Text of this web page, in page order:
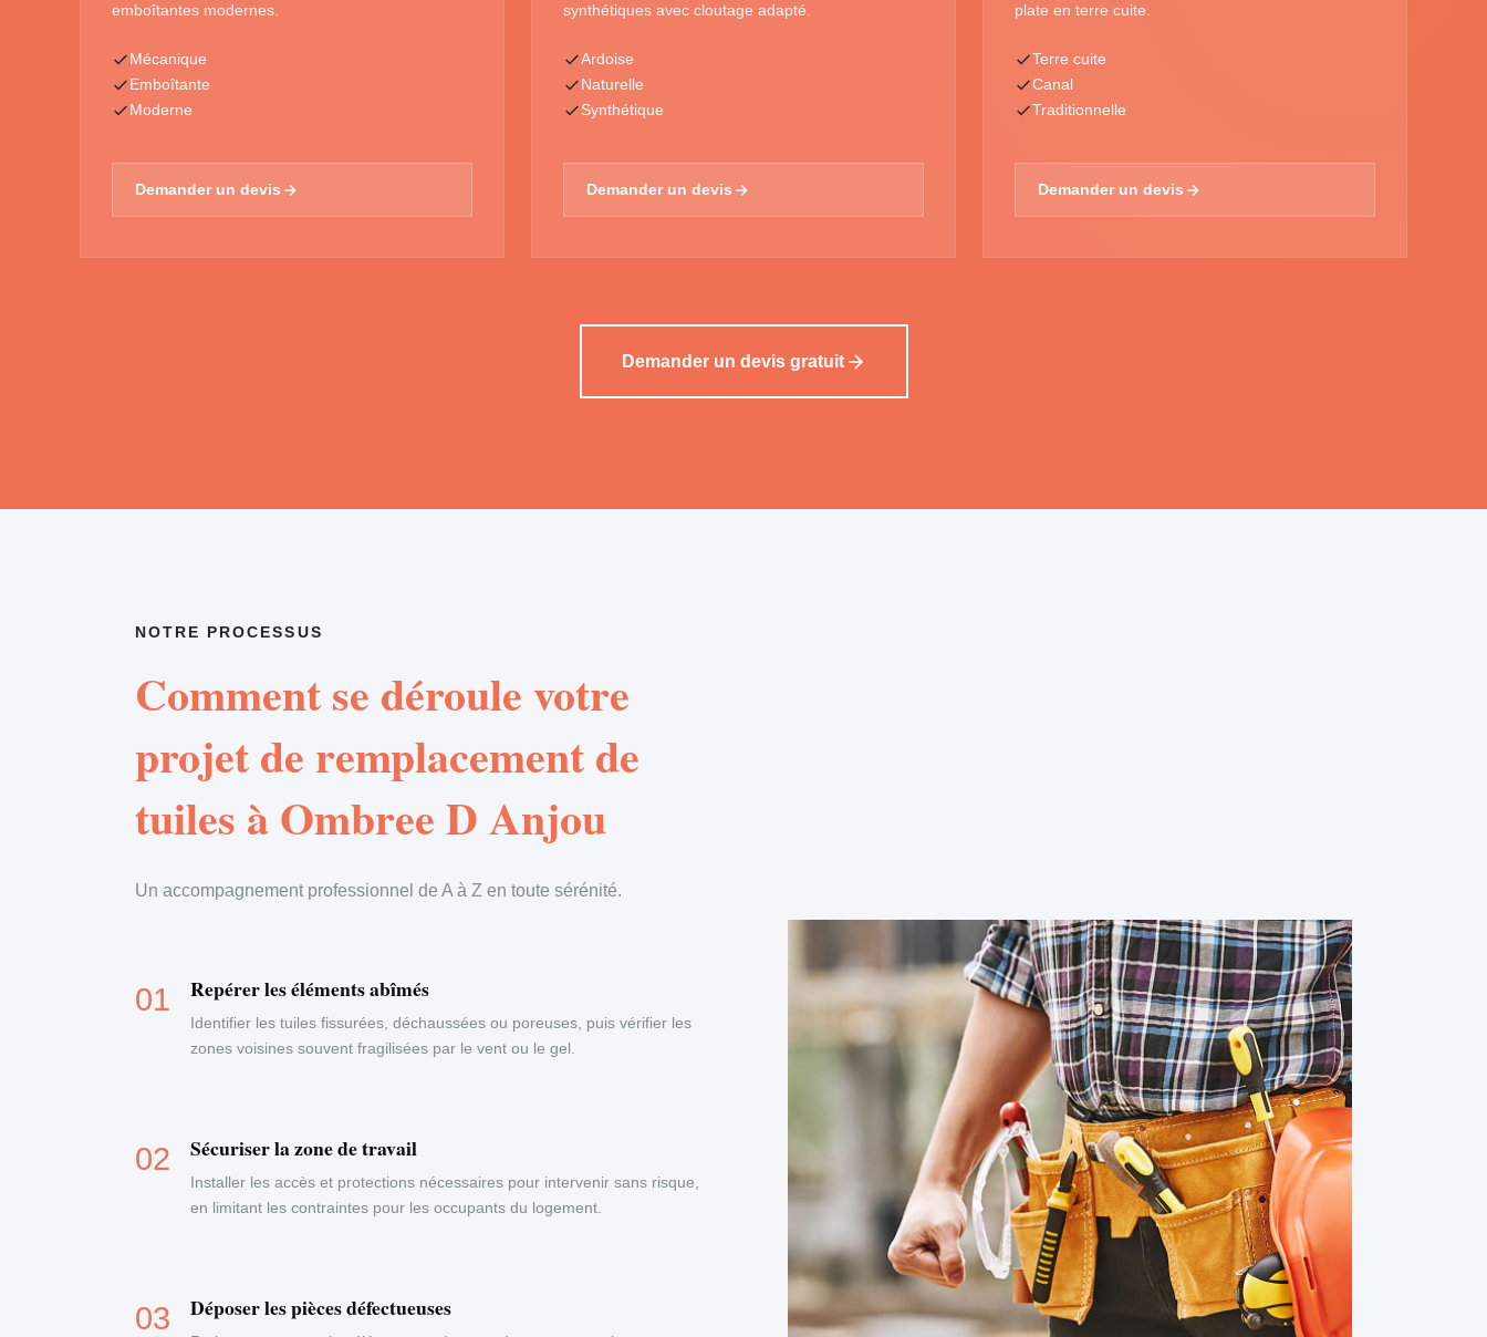
emboîtantes modernes.
Mécanique
Emboîtante
Moderne
Demander un devis
synthétiques avec cloutage adapté.
Ardoise
Naturelle
Synthétique
Demander un devis
plate en terre cuite.
Terre cuite
Canal
Traditionnelle
Demander un devis
Demander un devis gratuit
NOTRE PROCESSUS
Comment se déroule votre
projet de remplacement de
tuiles à Ombree D Anjou
Un accompagnement professionnel de A à Z en toute sérénité.
Repérer les éléments abîmés
Identifier les tuiles fissurées, déchaussées ou poreuses, puis vérifier les
zones voisines souvent fragilisées par le vent ou le gel.
Sécuriser la zone de travail
Installer les accès et protections nécessaires pour intervenir sans risque,
en limitant les contraintes pour les occupants du logement.
Déposer les pièces défectueuses